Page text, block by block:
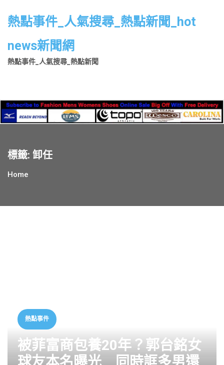
熱點事件_人氣搜尋_熱點新聞_hot
news新聞網
熱點事件_人氣搜尋_熱點新聞
標籤: 卸任
Home
熱點事件
被菲富商包養20年？郭台銘女